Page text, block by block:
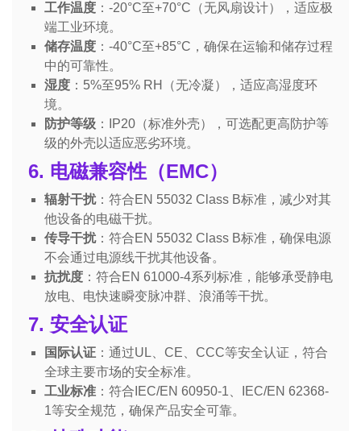
工作温度 ：-20°C至+70°C（无风扇设计），适应极
端工业环境。
储存温度 ：-40°C至+85°C，确保在运输和储存过程
中的可靠性。
湿度 ：5%至95% RH（无冷凝），适应高湿度环
境。
防护等级 ：IP20（标准外壳），可选配更高防护等
级的外壳以适应恶劣环境。
6. 电磁兼容性（EMC）
辐射干扰：符合EN 55032 Class B标准，减少对其
他设备的电磁干扰。
传导干扰：符合EN 55032 Class B标准，确保电源
不会通过电源线干扰其他设备。
抗扰度 ：符合EN 61000-4系列标准，能够承受静电
放电、电快速瞬变脉冲群、浪涌等干扰。
7. 安全认证
国际认证 ：通过UL、CE、CCC等安全认证，符合
全球主要市场的安全标准。
工业标准 ：符合IEC/EN 60950-1、IEC/EN 62368-
1等安全规范，确保产品安全可靠。